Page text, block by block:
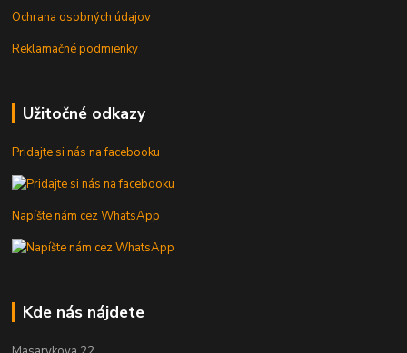
Ochrana osobných údajov
Reklamačné podmienky
Užitočné odkazy
Pridajte si nás na facebooku
Napíšte nám cez WhatsApp
Kde nás nájdete